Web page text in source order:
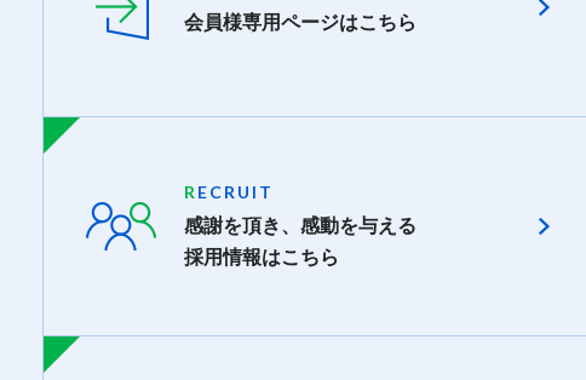
会員様専用ページはこちら
R ECRUIT
感謝を頂き、感動を与える
採用情報はこちら